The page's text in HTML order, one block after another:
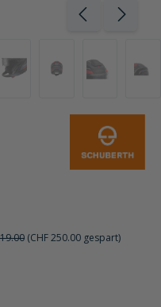
(CHF 250.00 gespart)